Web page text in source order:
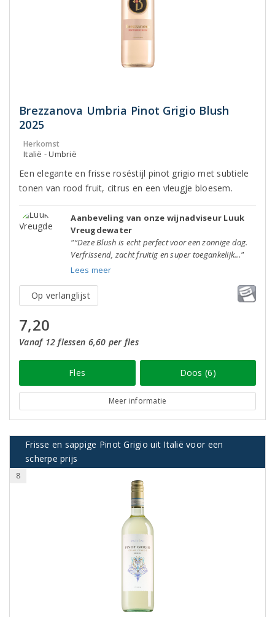
Brezzanova Umbria Pinot Grigio Blush
2025
Herkomst
Italië - Umbrië
Een elegante en frisse roséstijl pinot grigio met subtiele
tonen van rood fruit, citrus en een vleugje bloesem.
Aanbeveling van onze wijnadviseur Luuk
Vreugdewater
"“Deze Blush is echt perfect voor een zonnige dag.
Verfrissend, zacht fruitig en super toegankelijk..."
Lees meer
Op verlanglijst
7,20
Vanaf 12 flessen 6,60 per fles
Fles Doos (6)
Meer informatie
Frisse en sappige Pinot Grigio uit Italië voor een
scherpe prijs
8